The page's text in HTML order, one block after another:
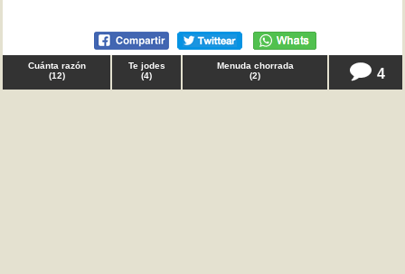
Cuánta razón
(12)
Te jodes
(4)
Menuda chorrada
(2) 4